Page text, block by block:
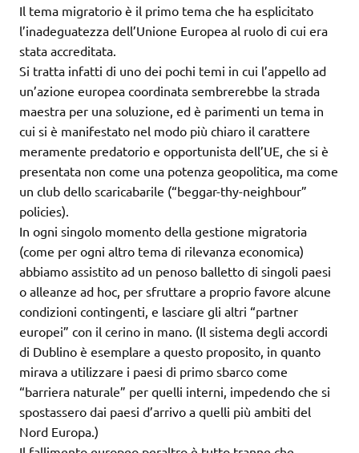
Il tema migratorio è il primo tema che ha esplicitato
l’inadeguatezza dell’Unione Europea al ruolo di cui era
stata accreditata.
Si tratta infatti di uno dei pochi temi in cui l’appello ad
un’azione europea coordinata sembrerebbe la strada
maestra per una soluzione, ed è parimenti un tema in
cui si è manifestato nel modo più chiaro il carattere
meramente predatorio e opportunista dell’UE, che si è
presentata non come una potenza geopolitica, ma come
un club dello scaricabarile (“beggar-thy-neighbour”
policies).
In ogni singolo momento della gestione migratoria
(come per ogni altro tema di rilevanza economica)
abbiamo assistito ad un penoso balletto di singoli paesi
o alleanze ad hoc, per sfruttare a proprio favore alcune
condizioni contingenti, e lasciare gli altri “partner
europei” con il cerino in mano. (Il sistema degli accordi
di Dublino è esemplare a questo proposito, in quanto
mirava a utilizzare i paesi di primo sbarco come
“barriera naturale” per quelli interni, impedendo che si
spostassero dai paesi d’arrivo a quelli più ambiti del
Nord Europa.)